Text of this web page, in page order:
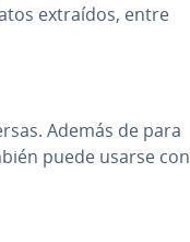
extraídos, entre
Además de para
puede usarse con